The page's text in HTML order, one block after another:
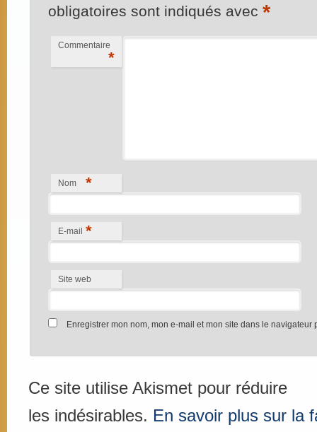
obligatoires sont indiqués avec *
Commentaire
*
Nom *
E-mail *
Site web
Enregistrer mon nom, mon e-mail et mon site dans le
Ce site utilise Akismet pour réduire
les indésirables. En savoir plus sur la